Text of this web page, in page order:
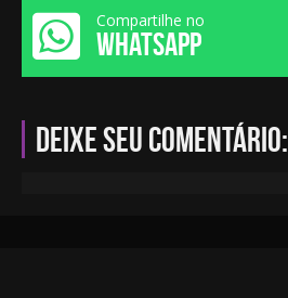
Compartilhe no
WHATSAPP
Deixe seu comentário: